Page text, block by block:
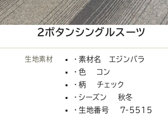
2ボタンシングルスーツ
生地素材
・素材名 エジンバラ
・色 コン
・柄 チェック
・シーズン 秋冬
・生地番号 7-5515